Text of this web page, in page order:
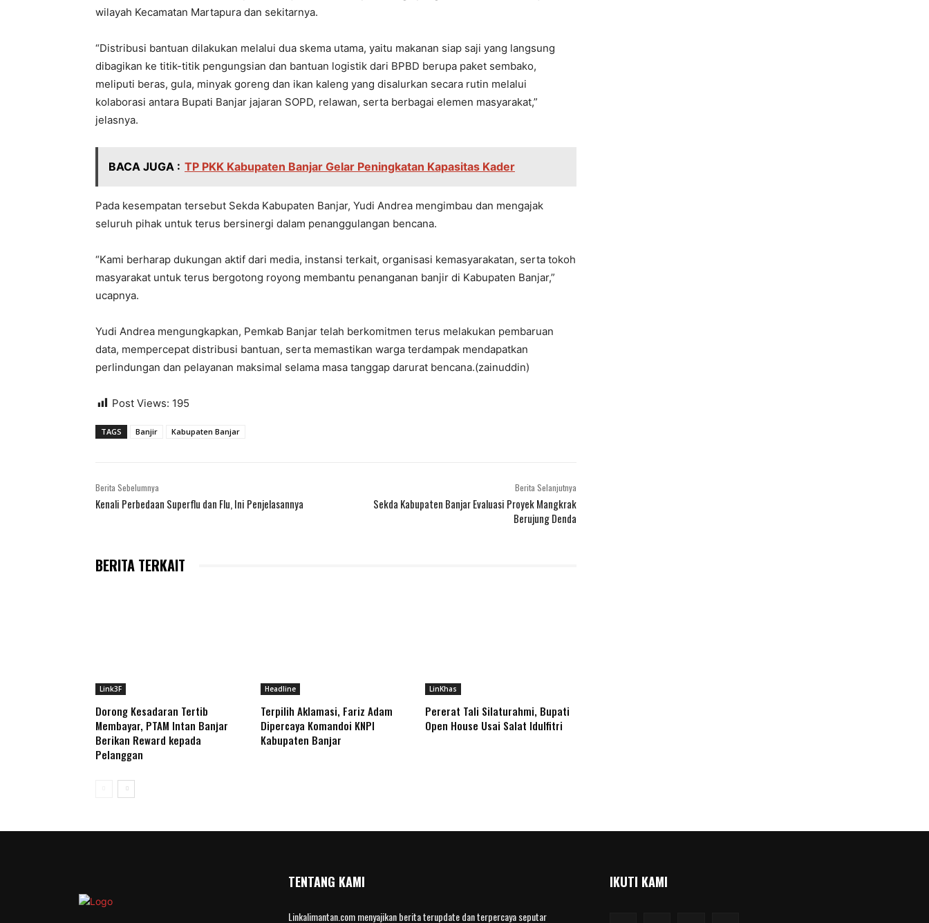
wilayah Kecamatan Martapura dan sekitarnya.
“Distribusi bantuan dilakukan melalui dua skema utama, yaitu makanan siap saji yang langsung
dibagikan ke titik-titik pengungsian dan bantuan logistik dari BPBD berupa paket sembako,
meliputi beras, gula, minyak goreng dan ikan kaleng yang disalurkan secara rutin melalui
kolaborasi antara Bupati Banjar jajaran SOPD, relawan, serta berbagai elemen masyarakat,”
jelasnya.
BACA JUGA : TP PKK Kabupaten Banjar Gelar Peningkatan Kapasitas Kader
Pada kesempatan tersebut Sekda Kabupaten Banjar, Yudi Andrea mengimbau dan mengajak
seluruh pihak untuk terus bersinergi dalam penanggulangan bencana.
“Kami berharap dukungan aktif dari media, instansi terkait, organisasi kemasyarakatan, serta tokoh
masyarakat untuk terus bergotong royong membantu penanganan banjir di Kabupaten Banjar,”
ucapnya.
Yudi Andrea mengungkapkan, Pemkab Banjar telah berkomitmen terus melakukan pembaruan
data, mempercepat distribusi bantuan, serta memastikan warga terdampak mendapatkan
perlindungan dan pelayanan maksimal selama masa tanggap darurat bencana.(zainuddin)
Post Views: 195
TAGS Banjir Kabupaten Banjar
Berita Sebelumnya
Kenali Perbedaan Superflu dan Flu, Ini Penjelasannya
Berita Selanjutnya
Sekda Kabupaten Banjar Evaluasi Proyek Mangkrak
Berujung Denda
BERITA TERKAIT
Link3F
Dorong Kesadaran Tertib
Membayar, PTAM Intan Banjar
Berikan Reward kepada
Pelanggan
Headline
Terpilih Aklamasi, Fariz Adam
Dipercaya Komandoi KNPI
Kabupaten Banjar
LinKhas
Pererat Tali Silaturahmi, Bupati
Open House Usai Salat Idulfitri
TENTANG KAMI
Linkalimantan.com menyajikan berita terupdate dan terpercaya seputar
IKUTI KAMI